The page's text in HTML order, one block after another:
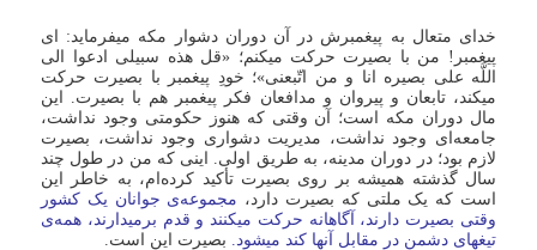
خداى متعال به پیغمبرش در آن دوران دشوار مکه میفرماید: اى
پیغمبر! من با بصیرت حرکت میکنم؛ «قل هذه سبیلى ادعوا الى
اللَّه على بصیره انا و من اتّبعنى»؛ خودِ پیغمبر با بصیرت حرکت
میکند، تابعان و پیروان و مدافعان فکر پیغمبر هم با بصیرت. این
مال دوران مکه است؛ آن وقتى که هنوز حکومتى وجود نداشت،
جامعه‌اى وجود نداشت، مدیریت دشوارى وجود نداشت، بصیرت
لازم بود؛ در دوران مدینه، به طریق اولى‌. اینى که من در طول چند
سال گذشته همیشه بر روى بصیرت تأکید کرده‌ام، به خاطر این
است که یک ملتى که بصیرت دارد، مجموعه‌ى جوانان یک کشور
وقتى بصیرت دارند، آگاهانه حرکت میکنند و قدم برمیدارند، همه‌ى
تیغهاى دشمن در مقابل آنها کند میشود.
بصیرت این است.